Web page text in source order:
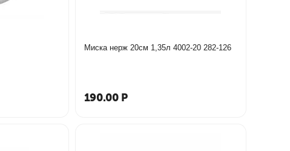
Миска нерж 20см 1,35л 4002-20 282-126
190.00 Р